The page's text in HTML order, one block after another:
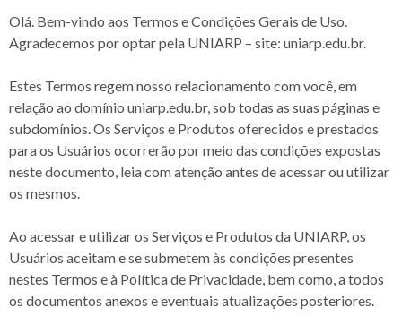
Olá. Bem-vindo aos Termos e Condições Gerais de Uso.
Agradecemos por optar pela UNIARP – site: uniarp.edu.br.
Estes Termos regem nosso relacionamento com você, em
relação ao domínio uniarp.edu.br, sob todas as suas páginas e
subdomínios. Os Serviços e Produtos oferecidos e prestados
para os Usuários ocorrerão por meio das condições expostas
neste documento, leia com atenção antes de acessar ou utilizar
os mesmos.
Ao acessar e utilizar os Serviços e Produtos da UNIARP, os
Usuários aceitam e se submetem às condições presentes
nestes Termos e à Política de Privacidade, bem como, a todos
os documentos anexos e eventuais atualizações posteriores.